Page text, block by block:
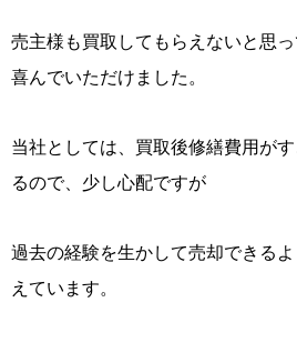
売主様も買取してもらえないと思
喜んでいただけました。
当社としては、買取後修繕費用が
るので、少し心配ですが
過去の経験を生かして売却できる
えています。